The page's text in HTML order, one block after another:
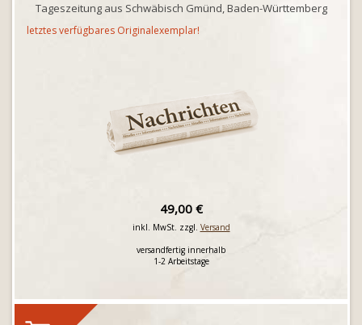
Tageszeitung aus Schwäbisch Gmünd, Baden-Württemberg
letztes verfügbares Originalexemplar!
49,00 €
inkl. MwSt. zzgl. Versand
versandfertig innerhalb
1-2 Arbeitstage